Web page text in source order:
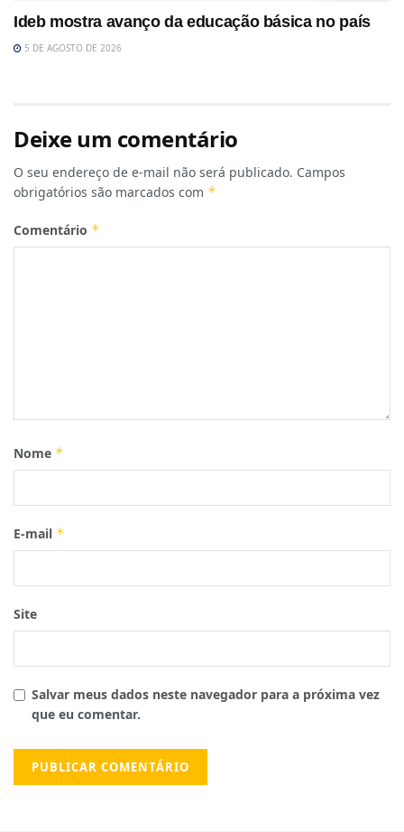
Ideb mostra avanço da educação básica no país
5 DE AGOSTO DE 2026
Deixe um comentário
O seu endereço de e-mail não será publicado. Campos
obrigatórios são marcados com *
Comentário *
Nome *
E-mail *
Site
Salvar meus dados neste navegador para a próxima vez
que eu comentar.